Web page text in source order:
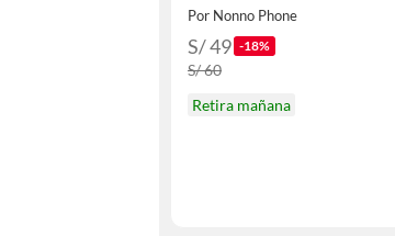
Por Nonno Phone
S/ 49 -18%
S/ 60
Retira mañana